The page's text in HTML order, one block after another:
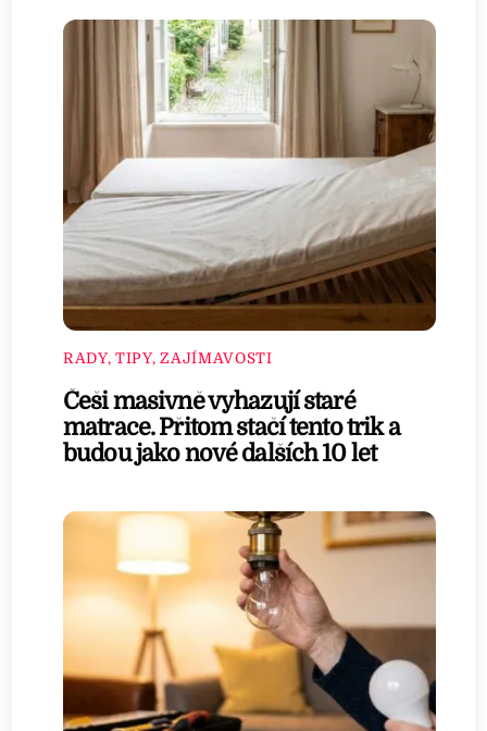
RADY, TIPY, ZAJÍMAVOSTI
Češi masivně vyhazují staré
matrace. Přitom stačí tento trik a
budou jako nové dalších 10 let